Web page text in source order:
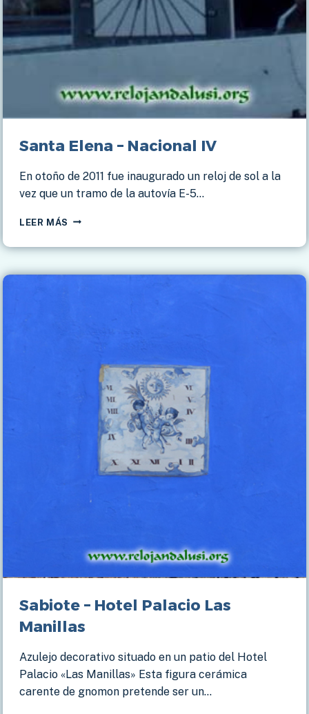
Santa Elena – Nacional IV
En otoño de 2011 fue inaugurado un reloj de sol a la
vez que un tramo de la autovía E-5…
LEER MÁS SANTA
–
IV
Sabiote – Hotel Palacio Las
Manillas
Azulejo decorativo situado en un patio del Hotel
Palacio «Las Manillas» Esta figura cerámica
carente de gnomon pretende ser un…